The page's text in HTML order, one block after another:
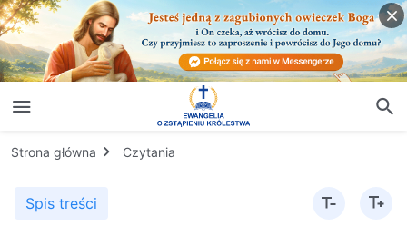
Strona główna Czytania
Spis treści